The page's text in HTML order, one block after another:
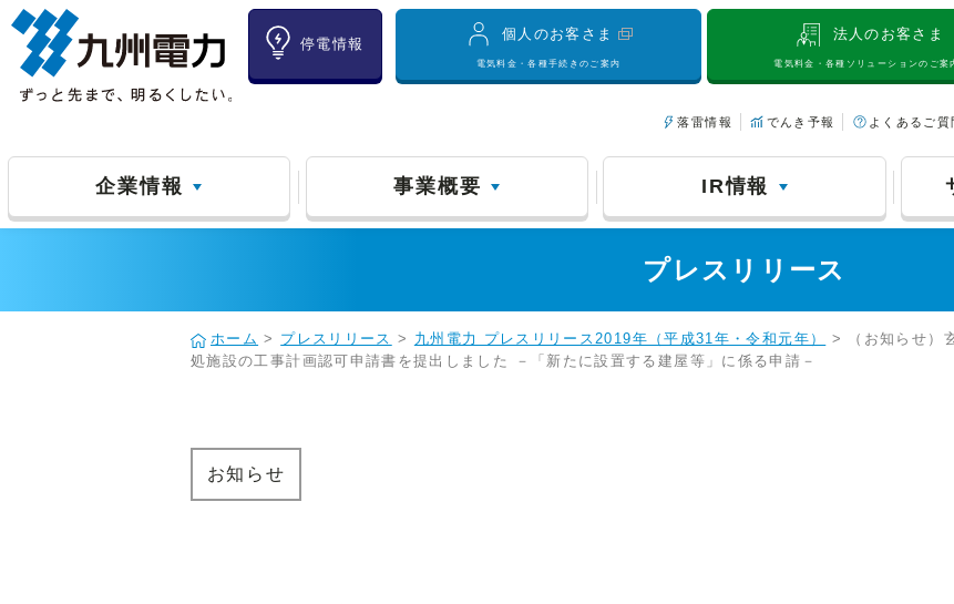
停電情報
個人のお客さま
電気料金・各種手続きのご案内
法人のお客さま
電気料金・各種ソリューションのご案
落雷情報 でんき予報 よくあるご
企業情報 事業概要 IR情報
プレスリリース
ホーム > プレスリリース > 九州電力 プレスリリース2019年（平成31年・令和元年）
> （お知らせ）
処施設の工事計画認可申請書を提出しました －「新たに設置する建屋等」に係る申請－
お知らせ